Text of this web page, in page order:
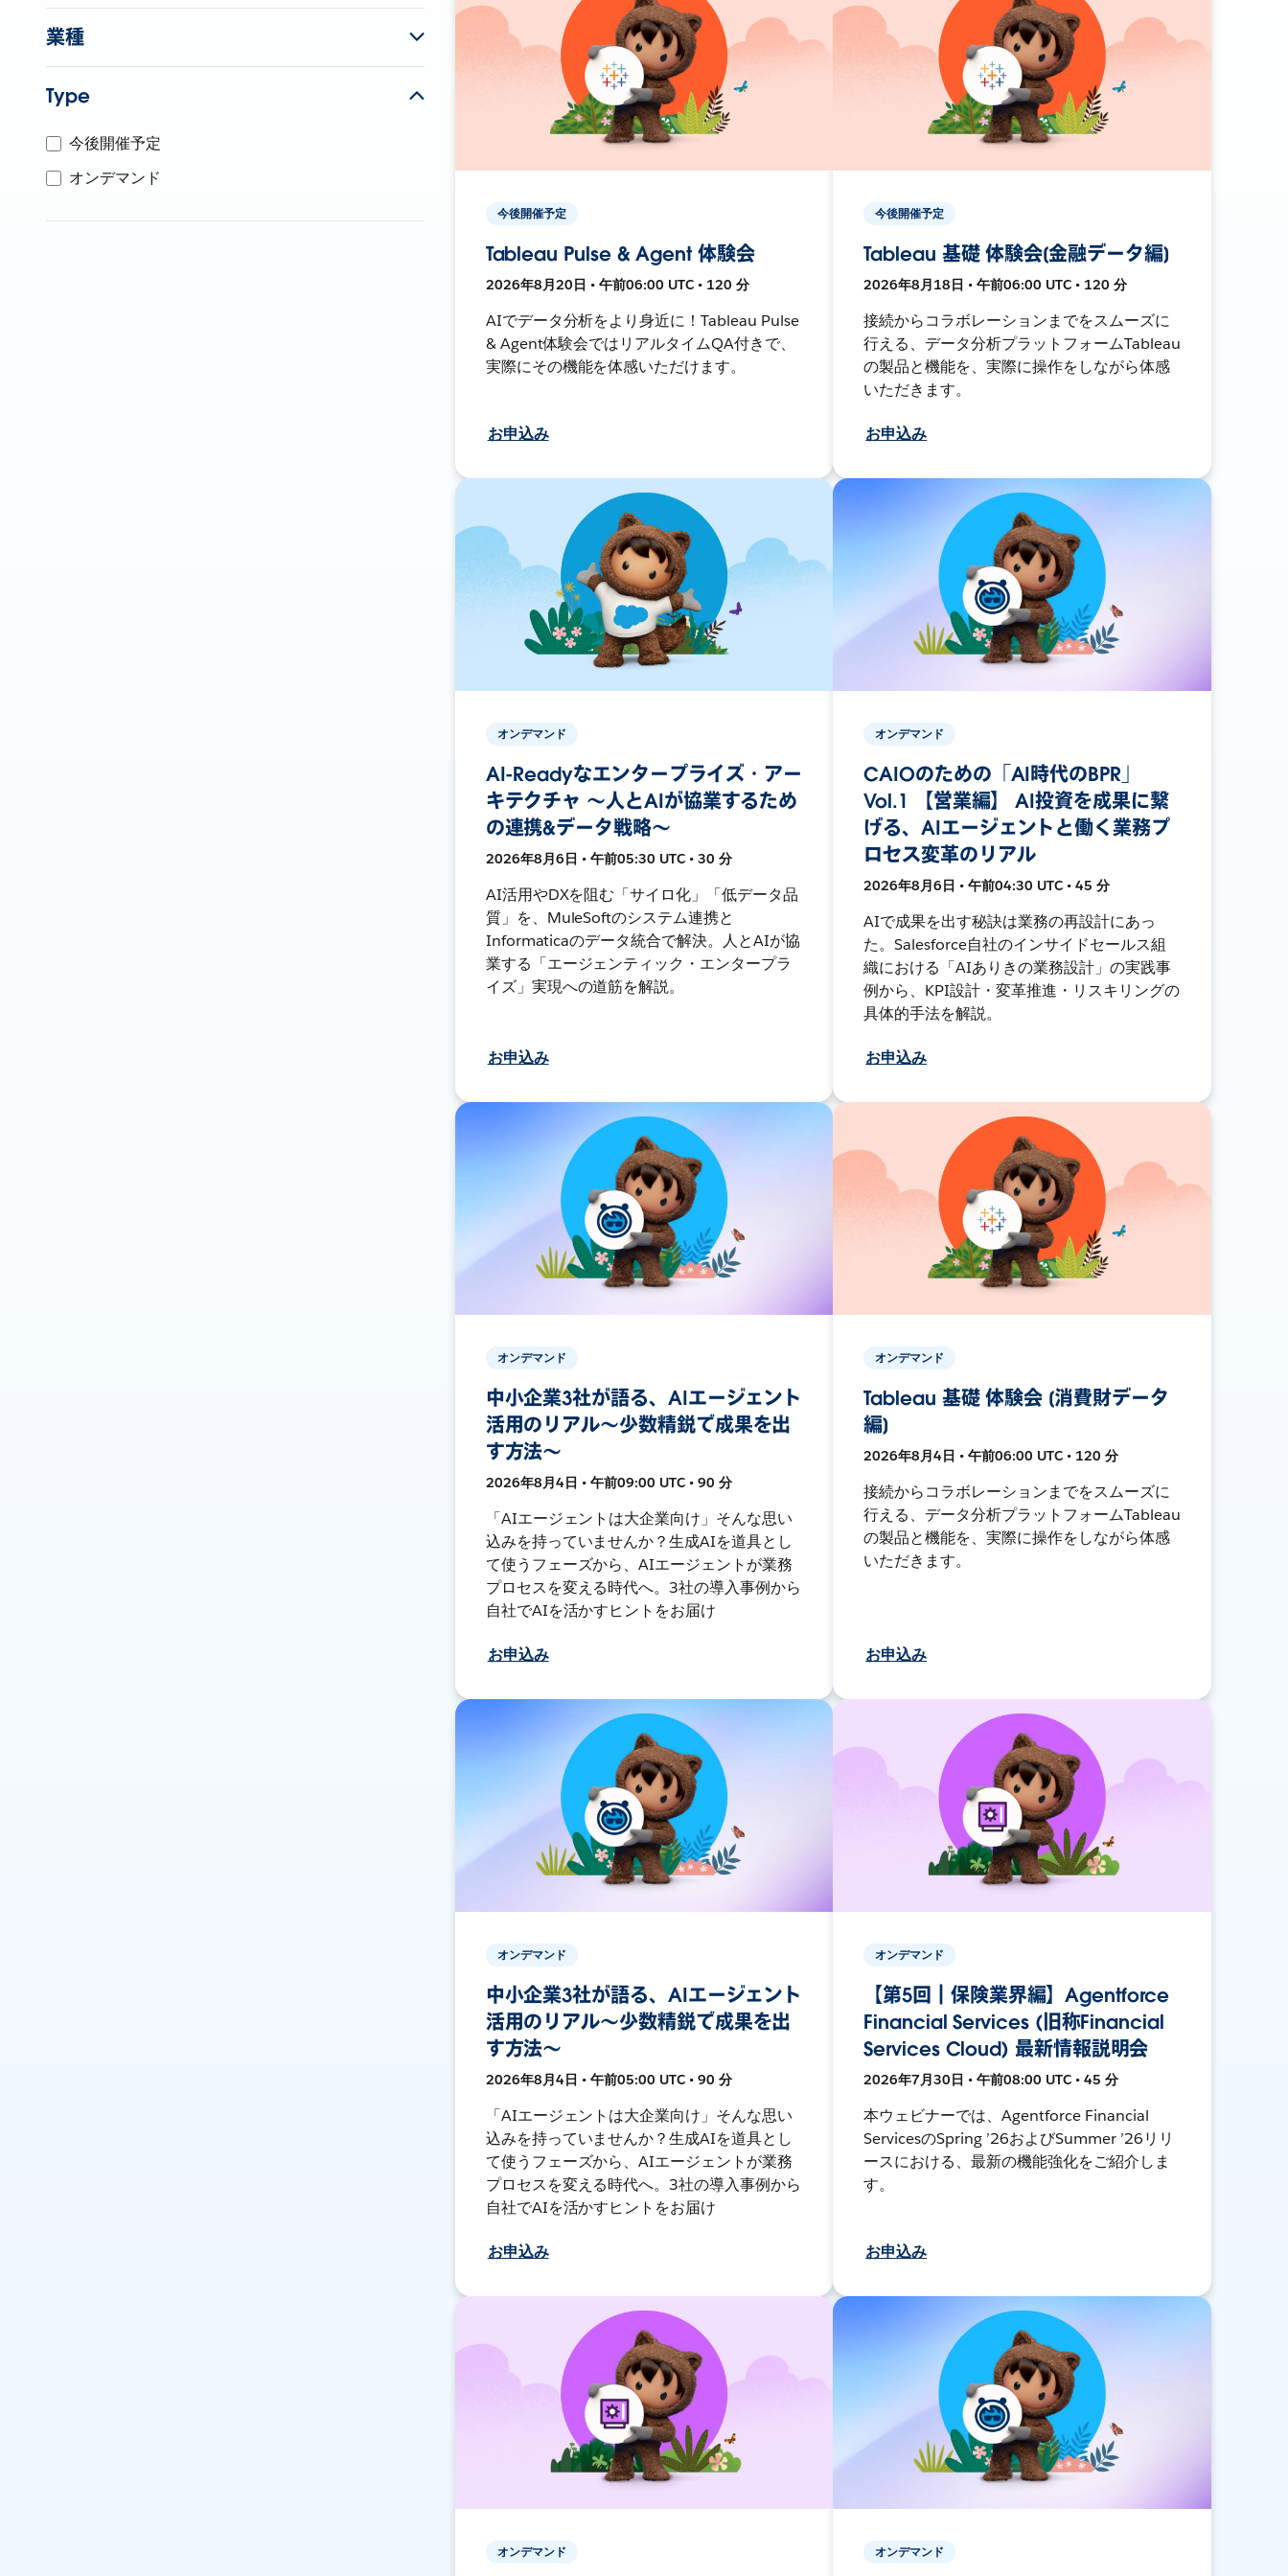
業種
Type
今後開催予定
オンデマンド
今後開催予定
Tableau Pulse & Agent 体験会
2026年8月20日 • 午前06:00 UTC • 120 分
AIでデータ分析をより身近に！Tableau Pulse
& Agent体験会ではリアルタイムQA付きで、
実際にその機能を体感いただけます。
お申込み
今後開催予定
Tableau 基礎 体験会[金融データ編]
2026年8月18日 • 午前06:00 UTC • 120 分
接続からコラボレーションまでをスムーズに
行える、データ分析プラットフォームTableau
の製品と機能を、実際に操作をしながら体感
いただきます。
お申込み
オンデマンド
AI-Readyなエンタープライズ・アー
キテクチャ 〜人とAIが協業するため
の連携&データ戦略〜
2026年8月6日 • 午前05:30 UTC • 30 分
AI活用やDXを阻む「サイロ化」「低データ品
質」を、MuleSoftのシステム連携と
Informaticaのデータ統合で解決。人とAIが協
業する「エージェンティック・エンタープラ
イズ」実現への道筋を解説。
お申込み
オンデマンド
CAIOのための「AI時代のBPR」
Vol.1 【営業編】 AI投資を成果に繋
げる、AIエージェントと働く業務プ
ロセス変革のリアル
2026年8月6日 • 午前04:30 UTC • 45 分
AIで成果を出す秘訣は業務の再設計にあっ
た。Salesforce自社のインサイドセールス組
織における「AIありきの業務設計」の実践事
例から、KPI設計・変革推進・リスキリングの
具体的手法を解説。
お申込み
オンデマンド
中小企業3社が語る、AIエージェント
活用のリアル〜少数精鋭で成果を出
す方法〜
2026年8月4日 • 午前09:00 UTC • 90 分
「AIエージェントは大企業向け」そんな思い
込みを持っていませんか？生成AIを道具とし
て使うフェーズから、AIエージェントが業務
プロセスを変える時代へ。3社の導入事例から
自社でAIを活かすヒントをお届け
お申込み
オンデマンド
Tableau 基礎 体験会 [消費財データ
編]
2026年8月4日 • 午前06:00 UTC • 120 分
接続からコラボレーションまでをスムーズに
行える、データ分析プラットフォームTableau
の製品と機能を、実際に操作をしながら体感
いただきます。
お申込み
オンデマンド
中小企業3社が語る、AIエージェント
活用のリアル〜少数精鋭で成果を出
す方法〜
2026年8月4日 • 午前05:00 UTC • 90 分
「AIエージェントは大企業向け」そんな思い
込みを持っていませんか？生成AIを道具とし
て使うフェーズから、AIエージェントが業務
プロセスを変える時代へ。3社の導入事例から
自社でAIを活かすヒントをお届け
お申込み
オンデマンド
【第5回｜保険業界編】Agentforce
Financial Services (旧称Financial
Services Cloud) 最新情報説明会
2026年7月30日 • 午前08:00 UTC • 45 分
本ウェビナーでは、Agentforce Financial
ServicesのSpring ’26およびSummer ’26リリ
ースにおける、最新の機能強化をご紹介しま
す。
お申込み
オンデマンド オンデマンド